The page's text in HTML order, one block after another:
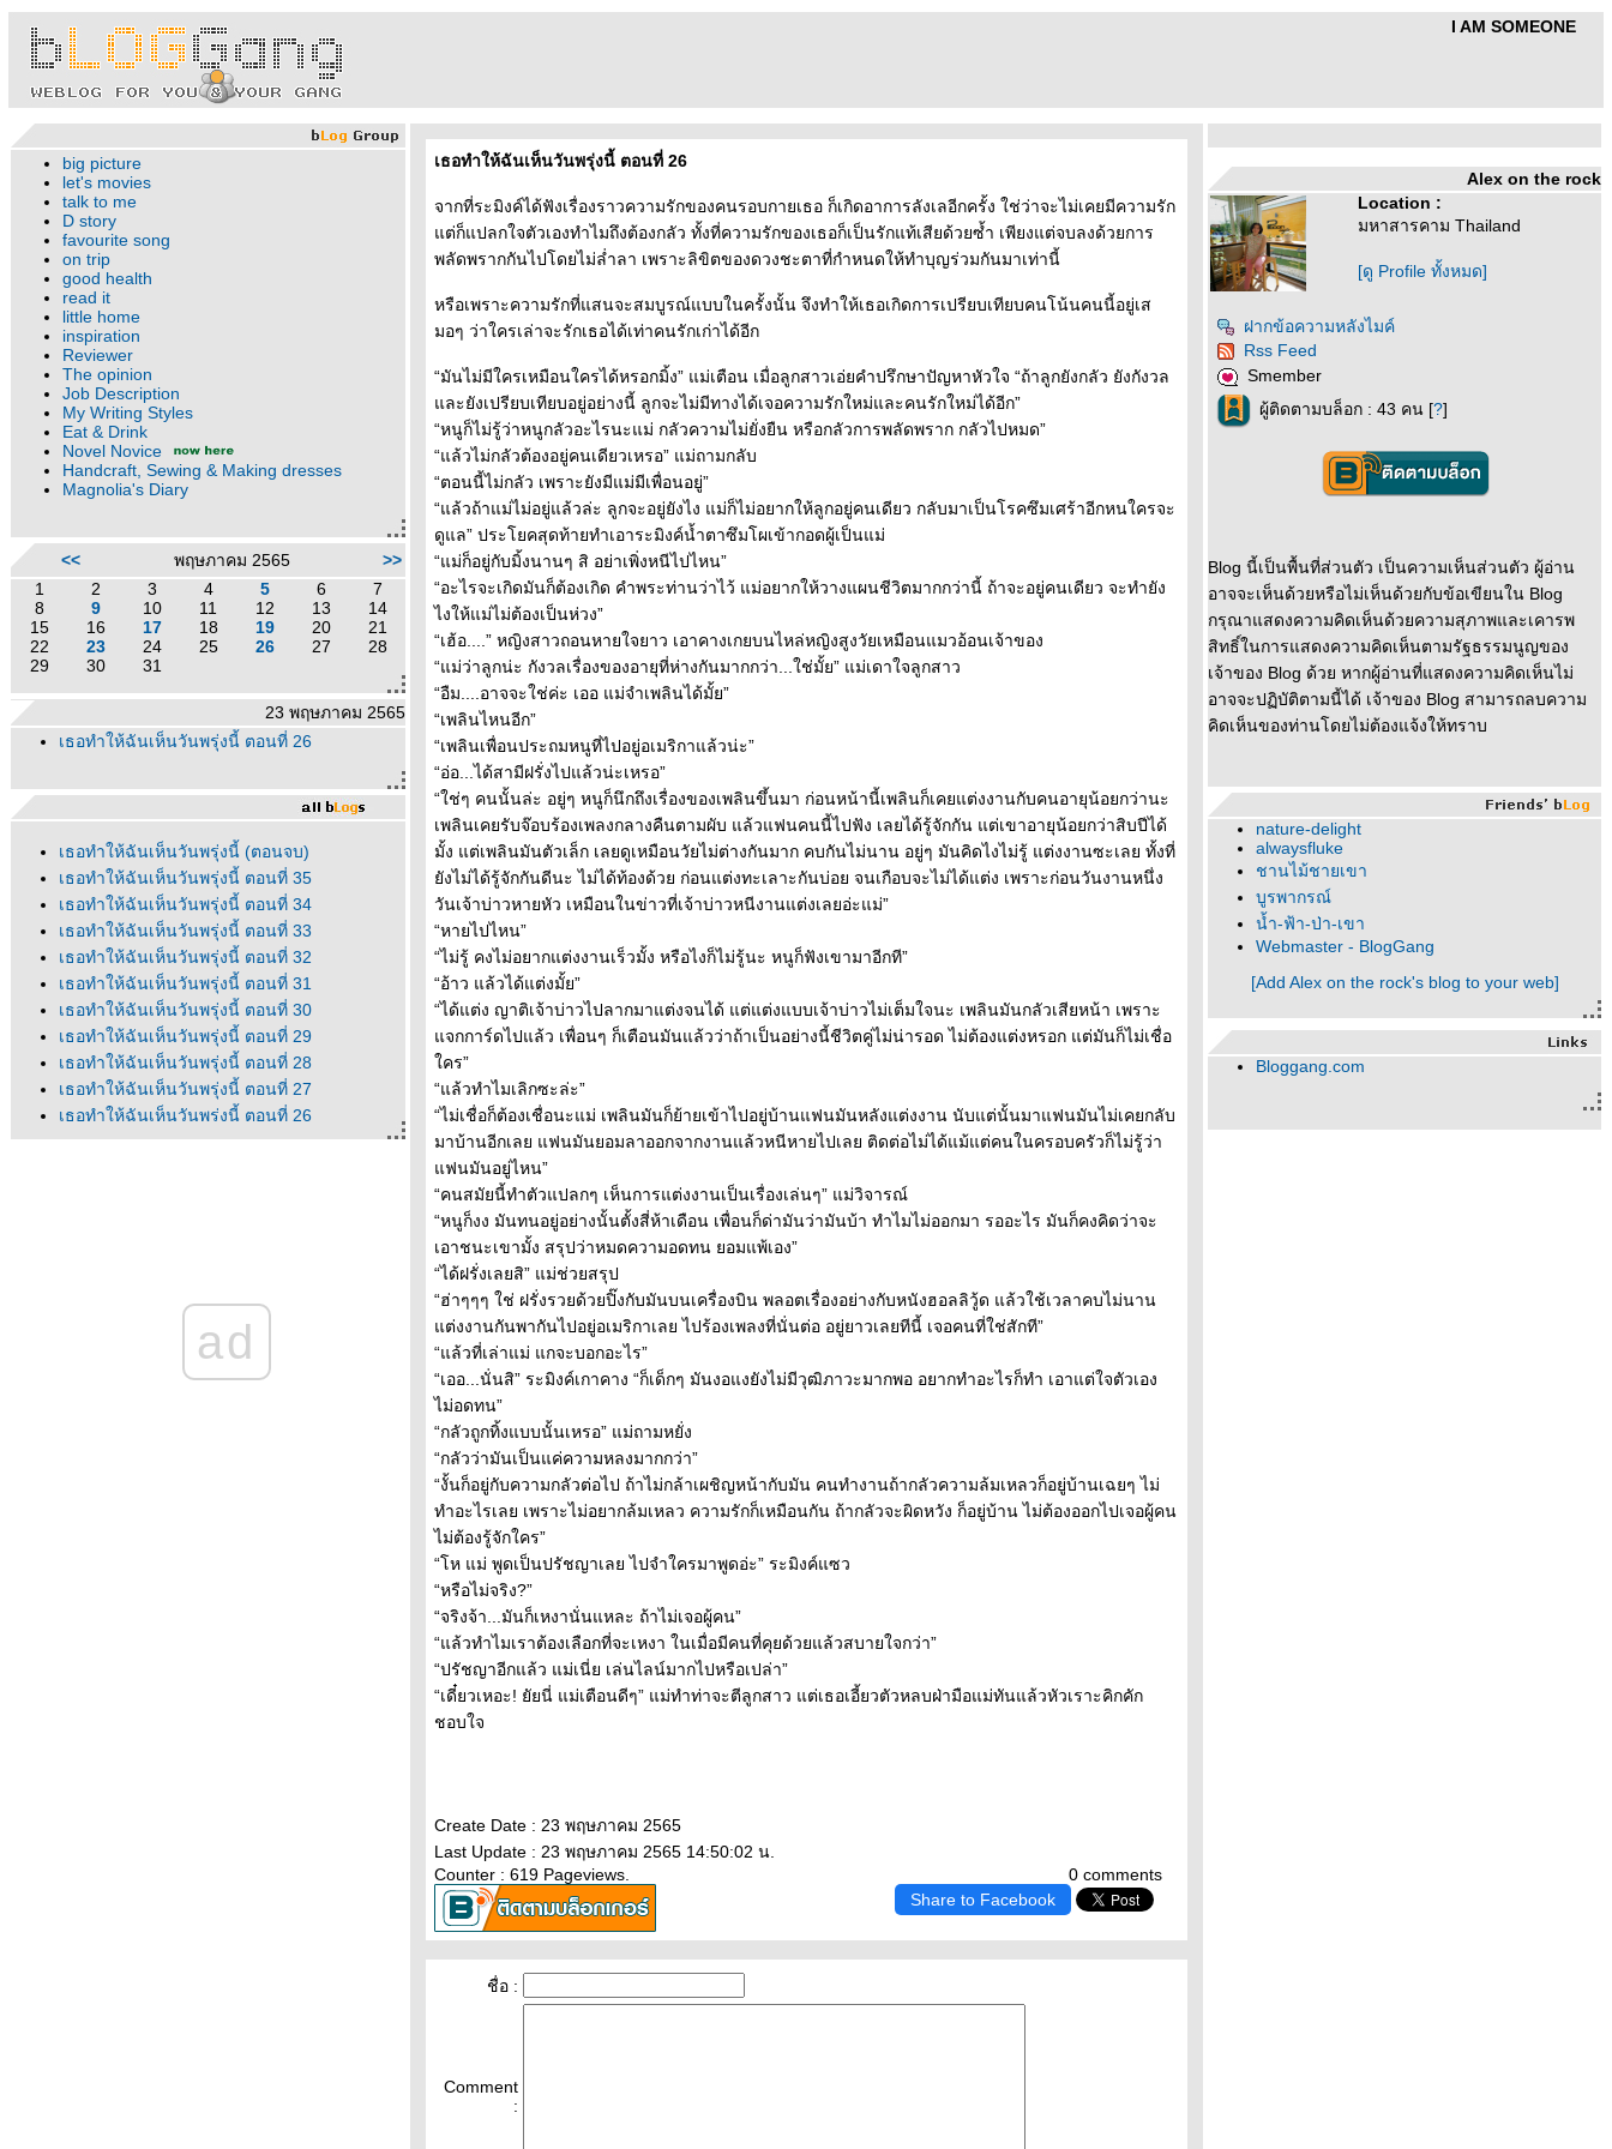
I AM SOMEONE
big picture
let's movies
talk to me
D story
favourite song
on trip
good health
read it
little home
inspiration
Reviewer
The opinion
Job Description
My Writing Styles
Eat & Drink
Novel Novice
Handcraft, Sewing & Making dresses
Magnolia's Diary
<< พฤษภาคม 2565
>>
1
2 3 4 5 6
7
8
9 10 11 12 13
14
15
16 17 18 19 20
21
22
23 24 25 26 27
28
29
30 31
23 พฤษภาคม 2565
เธอทำให้ฉันเห็นวันพรุ่งนี้ ตอนที่ 26
เธอทำให้ฉันเห็นวันพรุ่งนี้ (ตอนจบ)
เธอทำให้ฉันเห็นวันพรุ่งนี้ ตอนที่ 35
เธอทำให้ฉันเห็นวันพรุ่งนี้ ตอนที่ 34
เธอทำให้ฉันเห็นวันพรุ่งนี้ ตอนที่ 33
เธอทำให้ฉันเห็นวันพรุ่งนี้ ตอนที่ 32
เธอทำให้ฉันเห็นวันพรุ่งนี้ ตอนที่ 31
เธอทำให้ฉันเห็นวันพรุ่งนี้ ตอนที่ 30
เธอทำให้ฉันเห็นวันพรุ่งนี้ ตอนที่ 29
เธอทำให้ฉันเห็นวันพรุ่งนี้ ตอนที่ 28
เธอทำให้ฉันเห็นวันพรุ่งนี้ ตอนที่ 27
เธอทำให้ฉันเห็นวันพรุ่งนี้ ตอนที่ 26
เธอทำให้ฉันเห็นวันพรุ่งนี้ ตอนที่ 25
เธอทำให้ฉันเห็นวันพรุ่งนี้ ตอนที่ 19
เธอทำให้ฉันเห็นวันพรุ่งนี้ ตอนที่ 18
เธอทำให้ฉันเห็นวันพรุ่งนี้ ตอนที่ 17
เธอทำให้ฉันเห็นวันพรุ่งนี้ ตอนที่ 16
ad
เธอทำให้ฉันเห็นวันพรุ่งนี้ ตอนที่ 26
จากที่ระมิงค์ได้ฟังเรื่องราวความรักของคนรอบกายเธอ ก็เกิดอาการลังเลอีกครั้ง ใช่ว่าจะไม่เคยมีความรัก
ต่ก็แปลกใจตัวเองทำไมถึงต้องกลัว ทั้งที่ความรักของเธอก็เป็นรักแท้เสียด้วยซ้ำ เพียงแต่จบลงด้วยการ
พลัดพรากกันไปโดยไม่ล่ำลา เพราะลิขิตของดวงชะตาที่กำหนดให้ทำบุญร่วมกันมาเท่านี้
หรือเพราะความรักที่แสนจะสมบูรณ์แบบในครั้งนั้น จึงทำให้เธอเกิดการเปรียบเทียบคนโน้นคนนี้อยู่เส
มอๆ ว่าใครเล่าจะรักเธอได้เท่าคนรักเก่าได้อีก
“มันไม่มีใครเหมือนใครได้หรอกมิ้ง” แม่เตือน เมื่อลูกสาวเอ่ยคำปรึกษาปัญหาหัวใจ “ถ้าลูกยังกลัว ยังกังวล
ละยังเปรียบเทียบอยู่อย่างนี้ ลูกจะไม่มีทางได้เจอความรักใหม่และคนรักใหม่ได้อีก”
“หนูก็ไม่รู้ว่าหนูกลัวอะไรนะแม่ กลัวความไม่ยั่งยืน หรือกลัวการพลัดพราก กลัวไปหมด”
“แล้วไม่กลัวต้องอยู่คนเดียวเหรอ” แม่ถามกลับ
“ตอนนี้ไม่กลัว เพราะยังมีแม่มีเพื่อนอยู่”
“แล้วถ้าแม่ไม่อยู่แล้วล่ะ ลูกจะอยู่ยังไง แม่ก็ไม่อยากให้ลูกอยู่คนเดียว กลับมาเป็นโรคซึมเศร้าอีกหนใครจะ
ดูแล” ประโยคสุดท้ายทำเอาระมิงค์น้ำตาซึมโผเข้ากอดผู้เป็นแม่
“แม่ก็อยู่กับมิ้งนานๆ สิ อย่าเพิ่งหนีไปไหน”
“อะไรจะเกิดมันก็ต้องเกิด คำพระท่านว่าไว้ แม่อยากให้วางแผนชีวิตมากกว่านี้ ถ้าจะอยู่คนเดียว จะทำยัง
ไงให้แม่ไม่ต้องเป็นห่วง”
“เฮ้อ....” หญิงสาวถอนหายใจยาว เอาคางเกยบนไหล่หญิงสูงวัยเหมือนแมวอ้อนเจ้าของ
“แม่ว่าลูกน่ะ กังวลเรื่องของอายุที่ห่างกันมากกว่า...ใช่มั้ย” แม่เดาใจลูกสาว
“อืม....อาจจะใช่ค่ะ เออ แม่จำเพลินได้มั้ย”
“เพลินไหนอีก”
“เพลินเพื่อนประถมหนูที่ไปอยู่อเมริกาแล้วน่ะ”
“อ่อ...ได้สามีฝรั่งไปแล้วน่ะเหรอ”
“ใช่ๆ คนนั้นล่ะ อยู่ๆ หนูก็นึกถึงเรื่องของเพลินขึ้นมา ก่อนหน้านี้เพลินก็เคยแต่งงานกับคนอายุน้อยกว่านะ
เพลินเคยรับจ๊อบร้องเพลงกลางคืนตามผับ แล้วแฟนคนนี้ไปฟัง เลยได้รู้จักกัน แต่เขาอายุน้อยกว่าสิบปีได้
มั้ง แต่เพลินมันตัวเล็ก เลยดูเหมือนวัยไม่ต่างกันมาก คบกันไม่นาน อยู่ๆ มันคิดไงไม่รู้ แต่งงานซะเลย ทั้งที่
ังไม่ได้รู้จักกันดีนะ ไม่ได้ท้องด้วย ก่อนแต่งทะเลาะกันบ่อย จนเกือบจะไม่ได้แต่ง เพราะก่อนวันงานหนึ่ง
วันเจ้าบ่าวหายหัว เหมือนในข่าวที่เจ้าบ่าวหนีงานแต่งเลยอ่ะแม่”
“หายไปไหน”
“ไม่รู้ คงไม่อยากแต่งงานเร็วมั้ง หรือไงก็ไม่รู้นะ หนูก็ฟังเขามาอีกที”
“อ้าว แล้วได้แต่งมั้ย”
“ได้แต่ง ญาติเจ้าบ่าวไปลากมาแต่งจนได้ แต่แต่งแบบเจ้าบ่าวไม่เต็มใจนะ เพลินมันกลัวเสียหน้า เพราะ
จกการ์ดไปแล้ว เพื่อนๆ ก็เตือนมันแล้วว่าถ้าเป็นอย่างนี้ชีวิตคู่ไม่น่ารอด ไม่ต้องแต่งหรอก แต่มันก็ไม่เชื่อ
คร”
“แล้วทำไมเลิกซะล่ะ”
“ไม่เชื่อก็ต้องเชื่อนะแม่ เพลินมันก็ย้ายเข้าไปอยู่บ้านแฟนมันหลังแต่งงาน นับแต่นั้นมาแฟนมันไม่เคยกลับ
มาบ้านอีกเลย แฟนมันยอมลาออกจากงานแล้วหนีหายไปเลย ติดต่อไม่ได้แม้แต่คนในครอบครัวก็ไม่รู้ว่า
ฟนมันอยู่ไหน”
“คนสมัยนี้ทำตัวแปลกๆ เห็นการแต่งงานเป็นเรื่องเล่นๆ” แม่วิจารณ์
“หนูก็งง มันทนอยู่อย่างนั้นตั้งสี่ห้าเดือน เพื่อนก็ด่ามันว่ามันบ้า ทำไมไม่ออกมา รออะไร มันก็คงคิดว่าจะ
เอาชนะเขามั้ง สรุปว่าหมดความอดทน ยอมแพ้เอง”
“ได้ฝรั่งเลยสิ” แม่ช่วยสรุป
“ฮ่าๆๆๆ ใช่ ฝรั่งรวยด้วยปิ๊งกับมันบนเครื่องบิน พลอตเรื่องอย่างกับหนังฮอลลิวู้ด แล้วใช้เวลาคบไม่นาน
ต่งงานกันพากันไปอยู่อเมริกาเลย ไปร้องเพลงที่นั่นต่อ อยู่ยาวเลยทีนี้ เจอคนที่ใช่สักที”
“แล้วที่เล่าแม่ แกจะบอกอะไร”
“เออ...นั่นสิ” ระมิงค์เกาคาง “ก็เด็กๆ มันงอแงยังไม่มีวุฒิภาวะมากพอ อยากทำอะไรก็ทำ เอาแต่ใจตัวเอง
ไม่อดทน”
“กลัวถูกทิ้งแบบนั้นเหรอ” แม่ถามหยั่ง
“กลัวว่ามันเป็นแค่ความหลงมากกว่า”
“งั้นก็อยู่กับความกลัวต่อไป ถ้าไม่กล้าเผชิญหน้ากับมัน คนทำงานถ้ากลัวความล้มเหลวก็อยู่บ้านเฉยๆ ไม่
ทำอะไรเลย เพราะไม่อยากล้มเหลว ความรักก็เหมือนกัน ถ้ากลัวจะผิดหวัง ก็อยู่บ้าน ไม่ต้องออกไปเจอผู้คน
ไม่ต้องรู้จักใคร”
“โห แม่ พูดเป็นปรัชญาเลย ไปจำใครมาพูดอ่ะ” ระมิงค์แซว
“หรือไม่จริง?”
“จริงจ้า...มันก็เหงานั่นแหละ ถ้าไม่เจอผู้คน”
“แล้วทำไมเราต้องเลือกที่จะเหงา ในเมื่อมีคนที่คุยด้วยแล้วสบายใจกว่า”
“ปรัชญาอีกแล้ว แม่เนี่ย เล่นไลน์มากไปหรือเปล่า”
“เดี๋ยวเหอะ! ยัยนี่ แม่เตือนดีๆ” แม่ทำท่าจะตีลูกสาว แต่เธอเอี้ยวตัวหลบฝ่ามือแม่ทันแล้วหัวเราะคิกคัก
ชอบใจ
Create Date : 23 พฤษภาคม 2565
Last Update : 23 พฤษภาคม 2565 14:50:02 น.
0 comments
Counter : 619 Pageviews.
Share to Facebook
ชื่อ :
Comment
:
Alex on the rock
Location :
มหาสารคาม Thailand
[ดู Profile ทั้งหมด]
ฝากข้อความหลังไมค์
Rss Feed
Smember
ผู้ติดตามบล็อก : 43 คน [?]
Blog นี้เป็นพื้นที่ส่วนตัว เป็นความเห็นส่วนตัว ผู้อ่าน
อาจจะเห็นด้วยหรือไม่เห็นด้วยกับข้อเขียนใน Blog
กรุณาแสดงความคิดเห็นด้วยความสุภาพและเคารพ
สิทธิ์ในการแสดงความคิดเห็นตามรัฐธรรมนูญของ
เจ้าของ Blog ด้วย หากผู้อ่านที่แสดงความคิดเห็นไม่
อาจจะปฏิบัติตามนี้ได้ เจ้าของ Blog สามารถลบความ
คิดเห็นของท่านโดยไม่ต้องแจ้งให้ทราบ
nature-delight
alwaysfluke
ชานไม้ชายเขา
บูรพากรณ์
น้ำ-ฟ้า-ป่า-เขา
Webmaster - BlogGang
[Add Alex on the rock's blog to your web]
Bloggang.com